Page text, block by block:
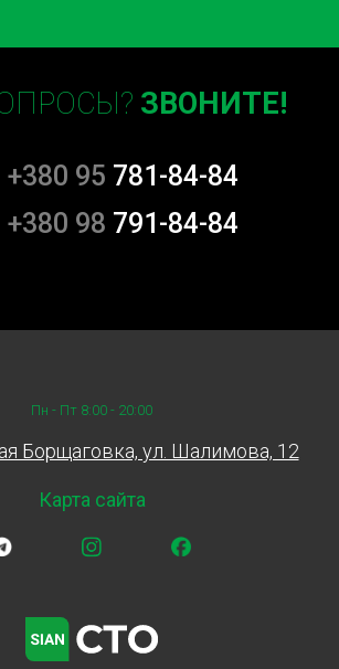
ЗВОНИТЕ!
+380 95 781-84-84
+380 98 791-84-84
Пн - Пт 8:00 - 20:00
Борщаговка, ул. Шалимова, 12
Карта сайта